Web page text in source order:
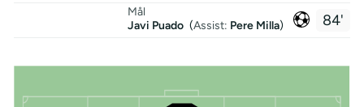
84'
Mål
Javi Puado (Assist: Pere Milla)